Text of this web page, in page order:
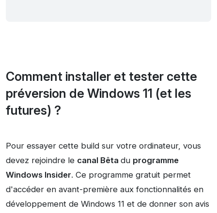
Comment installer et tester cette
préversion de Windows 11 (et les
futures) ?
Pour essayer cette build sur votre ordinateur, vous
devez rejoindre le canal Bêta du programme
Windows Insider. Ce programme gratuit permet
d'accéder en avant-première aux fonctionnalités en
développement de Windows 11 et de donner son avis